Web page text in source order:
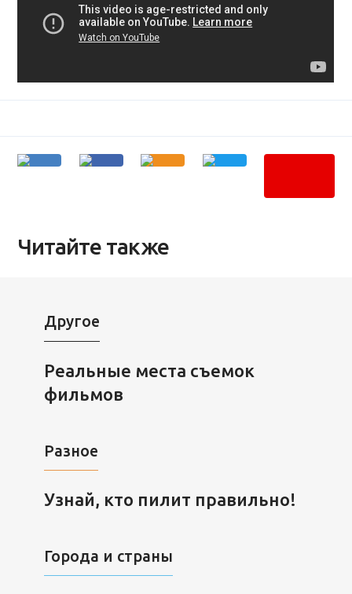
Читайте также
Другое
Реальные места съемок
фильмов
Разное
Узнай, кто пилит правильно!
Города и страны